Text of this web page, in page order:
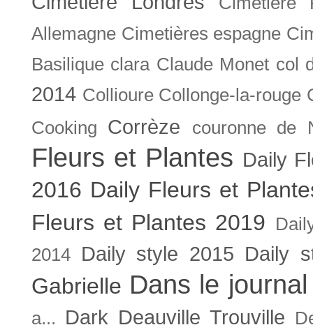
Allemagne Cimetières espagne
Basilique clara Claude Monet col
2014 Collioure Collonge-la-rouge
Cooking
Corrèze couronne de
Fleurs et Plantes Daily
2016 Daily Fleurs et
Fleurs et Plantes 2019
2014
Daily style 2015 Daily
Gabrielle Dans le journal
a... Dark Deauville Trouville